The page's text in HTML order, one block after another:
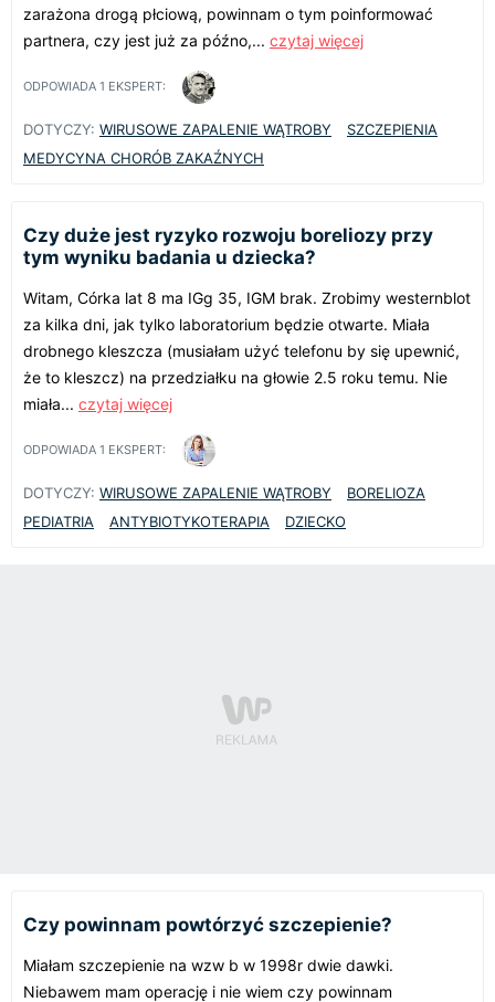
zarażona drogą płciową, powinnam o tym poinformować
partnera, czy jest już za późno,... czytaj więcej
ODPOWIADA 1 EKSPERT:
DOTYCZY: WIRUSOWE ZAPALENIE WĄTROBY
SZCZEPIENIA
MEDYCYNA CHORÓB ZAKAŹNYCH
Czy duże jest ryzyko rozwoju boreliozy przy
tym wyniku badania u dziecka?
Witam, Córka lat 8 ma IGg 35, IGM brak. Zrobimy westernblot
za kilka dni, jak tylko laboratorium będzie otwarte. Miała
drobnego kleszcza (musiałam użyć telefonu by się upewnić,
że to kleszcz) na przedziałku na głowie 2.5 roku temu. Nie
miała... czytaj więcej
ODPOWIADA 1 EKSPERT:
DOTYCZY: WIRUSOWE ZAPALENIE WĄTROBY
BORELIOZA
PEDIATRIA
ANTYBIOTYKOTERAPIA DZIECKO
Czy powinnam powtórzyć szczepienie?
Miałam szczepienie na wzw b w 1998r dwie dawki.
Niebawem mam operację i nie wiem czy powinnam